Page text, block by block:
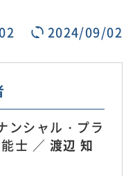
2024/09/02
ンシャル・プラ
士 ／ 渡辺 知